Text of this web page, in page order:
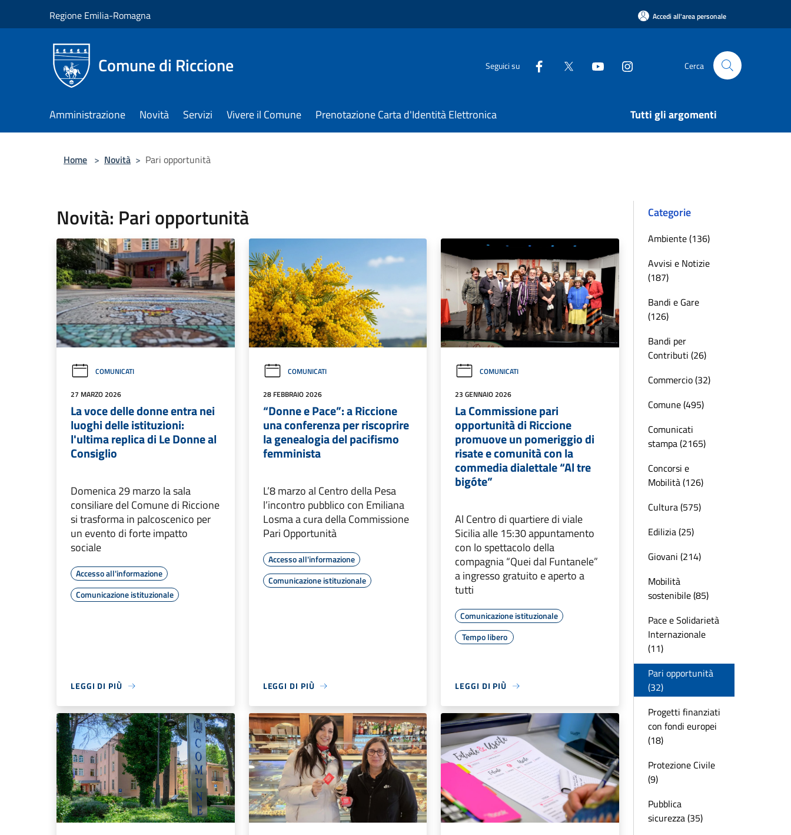
Regione Emilia-Romagna Accedi all'area personale
Comune di Riccione Seguici su Cerca
Amministrazione Novità Servizi Vivere il Comune Prenotazione Carta d'Identità Elettronica Tutti gli argomenti
Home > Novità > Pari opportunità
Novità: Pari opportunità
COMUNICATI
27 MARZO 2026
La voce delle donne entra nei
luoghi delle istituzioni:
l'ultima replica di Le Donne al
Consiglio
Domenica 29 marzo la sala
consiliare del Comune di Riccione
si trasforma in palcoscenico per
un evento di forte impatto
sociale
Accesso all'informazione
Comunicazione istituzionale
LEGGI DI PIÙ
COMUNICATI
28 FEBBRAIO 2026
“Donne e Pace”: a Riccione
una conferenza per riscoprire
la genealogia del pacifismo
femminista
L’8 marzo al Centro della Pesa
l’incontro pubblico con Emiliana
Losma a cura della Commissione
Pari Opportunità
Accesso all'informazione
Comunicazione istituzionale
LEGGI DI PIÙ
COMUNICATI
23 GENNAIO 2026
La Commissione pari
opportunità di Riccione
promuove un pomeriggio di
risate e comunità con la
commedia dialettale “Al tre
bigóte”
Al Centro di quartiere di viale
Sicilia alle 15:30 appuntamento
con lo spettacolo della
compagnia “Quei dal Funtanele”
a ingresso gratuito e aperto a
tutti
Comunicazione istituzionale
Tempo libero
LEGGI DI PIÙ
Categorie
Ambiente (136)
Avvisi e Notizie
(187)
Bandi e Gare
(126)
Bandi per
Contributi (26)
Commercio (32)
Comune (495)
Comunicati
stampa (2165)
Concorsi e
Mobilità (126)
Cultura (575)
Edilizia (25)
Giovani (214)
Mobilità
sostenibile (85)
Pace e Solidarietà
Internazionale
(11)
Pari opportunità
(32)
Progetti finanziati
con fondi europei
(18)
Protezione Civile
(9)
Pubblica
sicurezza (35)